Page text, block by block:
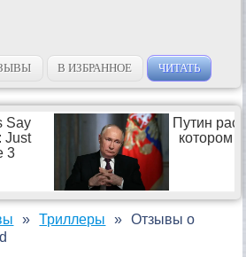
В ИЗБРАННОЕ ЧИТАТЬ
Триллеры
Отзывы о